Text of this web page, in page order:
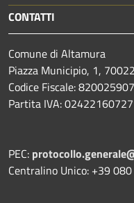
CONTATTI
Comune di Altamura
Piazza Municipio, 1,
Codice Fiscale:
Partita IVA: 02422160727
PEC:
Centralino Unico: +39